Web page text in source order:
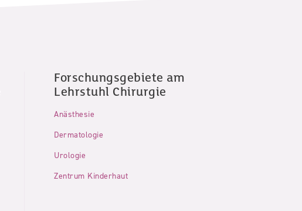
Forschungsgebiete am
Lehrstuhl Chirurgie
Anästhesie
Dermatologie
Urologie
Zentrum Kinderhaut